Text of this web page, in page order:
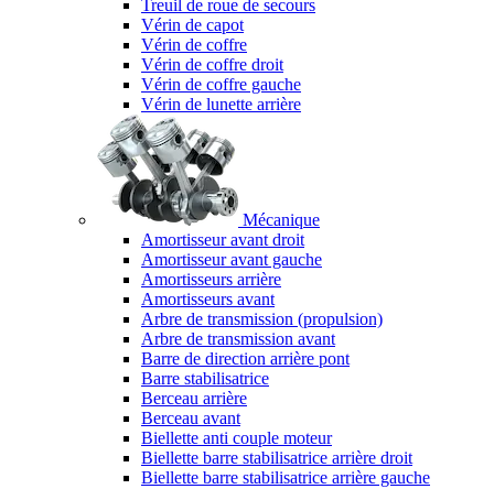
Treuil de roue de secours
Vérin de capot
Vérin de coffre
Vérin de coffre droit
Vérin de coffre gauche
Vérin de lunette arrière
Mécanique
Amortisseur avant droit
Amortisseur avant gauche
Amortisseurs arrière
Amortisseurs avant
Arbre de transmission (propulsion)
Arbre de transmission avant
Barre de direction arrière pont
Barre stabilisatrice
Berceau arrière
Berceau avant
Biellette anti couple moteur
Biellette barre stabilisatrice arrière droit
Biellette barre stabilisatrice arrière gauche